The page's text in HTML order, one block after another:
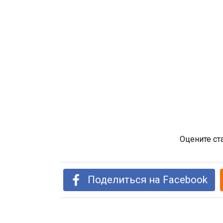
Оцените
Поделиться на Facebook